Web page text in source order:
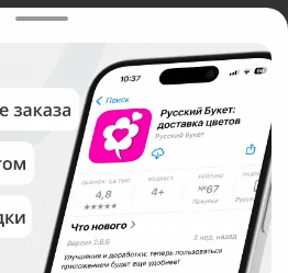
доставки цветов в Тюмени
ответственностью «Технология»
5410081997
ул. Ипподромская,